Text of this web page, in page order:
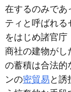
在するのみであ
ティと呼ばれる
をはじめ諸官庁
商社の建物がし
の蓄積は合法的
ンの密貿易 と誘